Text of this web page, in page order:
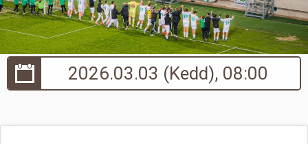
Szabadidő
Hasznos
2026.03.03 (Kedd), 08:00